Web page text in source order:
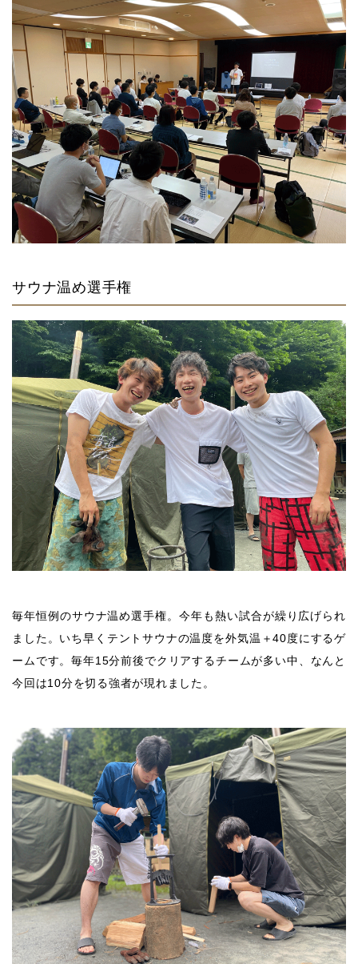
サウナ温め選手権
毎年恒例のサウナ温め選手権。今年も熱い試合が繰り広げられ
ました。いち早くテントサウナの温度を外気温＋40度にするゲ
ームです。毎年15分前後でクリアするチームが多い中、なんと
今回は10分を切る強者が現れました。